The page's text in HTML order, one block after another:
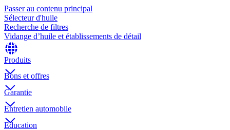
Passer au contenu principal
Sélecteur d'huile
Recherche de filtres
Vidange d’huile et établissements de détail
Produits
Bons et offres
Garantie
Entretien automobile
Education